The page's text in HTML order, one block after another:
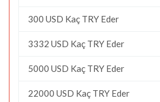
300 USD Kaç TRY Eder
3332 USD Kaç TRY Eder
5000 USD Kaç TRY Eder
22000 USD Kaç TRY Eder